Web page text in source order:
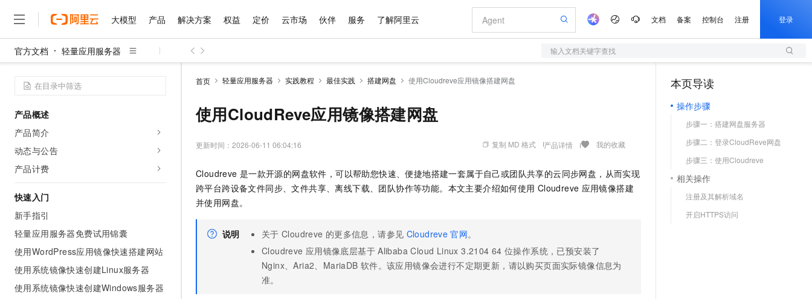
大模型 产品 解决方案 权益 定价 云市场 伙伴 服务 了解阿里云 文档 备案 控制台 注册 登录
官方文档 轻量应用服务器 输入文档关键字查找
产品概述
产品简介
动态与公告
产品计费
快速入门
新手指引
轻量应用服务器免费试用锦囊
使用WordPress应用镜像快速搭建网站
使用系统镜像快速创建Linux服务器
使用系统镜像快速创建Windows服务器
首页 轻量应用服务器 实践教程 最佳实践 搭建网盘 使用Cloudreve应用镜像搭建网盘
使用CloudReve应用镜像搭建网盘
更新时间： 2026-06-11 06:04:16 复制 MD 格式 产品详情 我的收藏
Cloudreve 是一款开源的网盘软件，可以帮助您快速、便捷地搭建一套属于自己或团队共享的云同步网盘，从而实现
跨平台跨设备文件同步、文件共享、离线下载、团队协作等功能。本文主要介绍如何使用 Cloudreve 应用镜像搭建
并使用网盘。
说明 关于 Cloudreve 的更多信息，请参见 Cloudreve 官网。
Cloudreve 应用镜像底层基于 Alibaba Cloud Linux 3.2104 64 位操作系统，已预安装了
Nginx、Aria2、MariaDB 软件。该应用镜像会进行不定期更新，请以购买页面实际镜像信息为
准。
本页导读
操作步骤
步骤一：搭建网盘服务器
步骤二：登录CloudReve网盘
步骤三：使用Cloudreve
相关操作
注册及其解析域名
开启HTTPS访问
大模型
千问AI平台 大模型服务平台百炼
Qwen3.8-Max HOT
智能体时代全能旗舰模型
能看、能想、能动手的多模态智能体模型
Kimi-K3 NEW
旗舰 MoE 大模型，百万上下文与顶尖推理能力
GLM-5.2
HappyHorse-1.1-T2V
Wan2.7-T2V
语音识别与合成
Qwen3-TTS-Flash
产品
精选产品
容器
存储
网络与CDN
安全
精选产品
大模型服务与应用平台
多元化、高性能、安全可靠的大模型服务
无影云电脑
随时随地安全接入的云上超级电脑
云解析DNS
云原生大数据计算服务 MaxCompute
面向分析的企业级SaaS模式云数据仓库
提供智能易用的域名与建站服务
人工智能平台 PAI 大模型
一站式AI开发、训练和推理服务
容器服务 Kubernetes 版 ACK
提供一站式管理容器应用的 K8s 服务
全托管，含MySQL、PostgreSQL、SQL Server、MariaDB多引擎
Qoder
面向真实软件的智能体编程平台
云原生的云上边界网络安全防护产品
轻量应用服务器
数字证书管理服务（原SSL证书）
实现全站HTTPS，呈现可信的WEB访问
解决方案
精选解决方案
大数据
现代化应用
安全
网络
精选解决方案
企业级Agent产品，直接交付可用成果
HappyHorse 打造一站式影视创作平台
可视化编排打通从文字构思到成片全链路闭环
快速拥有专属 OpenClaw
上传文档即自动完成翻译和格式还原
Hermes Agent，打造自进化智能体
自主进化，持久记忆，越用越聪明
轻松解锁专属 DeepSeek-V4-Pro
5 分钟轻松部署专属 QwenPaw HOT
从聊天伙伴进化为能主动干活的本地数字员工
一句话生成原生可编辑精美 PPT 文稿
输入一句话想法, 轻松生成专业的 PPT
一键部署幻兽帕鲁游戏服务器 HOT
一键购买专属联机服务器，轻松开启游戏
漫剧工坊：一站式动画创作平台
快速生产连贯的高质量长漫剧
高效部署网站，快速应用到小程序
权益 普惠上云
云服务器38元/年起，超值低价云产品抢先购
推荐新用户得奖励，单订单最高返9万
云工开物
高校专属算力普惠，学生认证享300元代金券
免费试用
解决方案免费试用 新老同享
最高领取价值200元试用点，立即开启云上创新
1亿+ 大模型 tokens 和 30+ 款产品免费体验
AI 特惠
至高享 1亿+免费 tokens，加速 Al 应用落地
Token Plan 模型订阅计划 NEW
Qwen3.8-Max 首发尝鲜，限时加量 10 倍，夜间低至2折
万小智 AI 建站低至 15元/月
送.CN域名，送备案服务码
AI 场景体验
从图文生成到视频创作，一键激活电商全链路生产力
AI 广告创作
图文、视频一站生成，高效打造优质广告素材
AI助力短剧漫剧创作，剧本、分镜、视频高效生成
AI 活动
AI 生产力先锋
先锋实践拓展 AI 生产力的边界
飞天发布时刻
所见，即是所愿
从基础到进阶，Agent 创客手把手教你
创新加速
定价 产品定价
了解云产品的定价详情
云上成本管理
管理和优化成本
价格计算器
自助选配和估算价格
价格优势
配置报价器
阿里云 OPC 创新助力计划
Token 补贴，五大权
益加速 OPC 成功
云市场 精选商城
多端小程序
观测云
Tuya 物联网平台阿里云版
数据与 API
手机三要素
OCR 文字识别
快递物流查询
基础软件
JAVA
WordPress
Ubuntu
专业服务
上云迁移
伙伴 成为销售伙伴
咨询伙伴
销售伙伴合作计划
无影生态合作计划
Salesforce On Alibaba Cloud
Consulting Partner 合作计划
AI 大模型销售与服务生态合作计划
成为产品伙伴
产品生态伙伴
产品伙伴合作计划
云网络合作计划
成为服务伙伴
服务生态伙伴
服务伙伴合作计划
Al MaaS 服务伙伴赋能合作
伙伴信用分合作计划
更多支持
合作伙伴培训与认证
查询合作伙伴
登录合作伙伴管理后台
服务 售前咨询
售后服务
自助服务
在线服务
工单服务
短信专区
企业增值服务
专家技术服务
企业成长
服务实践
阿里云认证
信息公告
官网公告
开发者社区
我要反馈
了解阿里云 为什么选择阿里云
技术领先
分析师报告
研究报告与白皮书
天池大赛
最佳实践
云上奥运之旅
看见新力量
市场活动
魔搭 ModelScope
高校合作
加入我们